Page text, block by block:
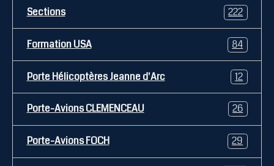
Sections 222
Formation USA 84
Porte Hélicoptères Jeanne d'Arc 12
Porte-Avions CLEMENCEAU 26
Porte-Avions FOCH 29